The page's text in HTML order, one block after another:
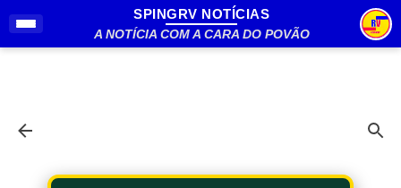
Pular para o conteúdo principal
SPINGRV NOTÍCIAS
A NOTÍCIA COM A CARA DO POVÃO